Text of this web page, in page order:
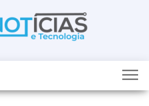
noticias de
num só lugar